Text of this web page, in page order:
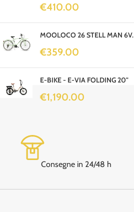
€410.00
MOOLOCO 26 STELL MAN 6V.
€359.00
E-BIKE - E-VIA FOLDING 20"
€1,190.00
Consegne in 24/48 h